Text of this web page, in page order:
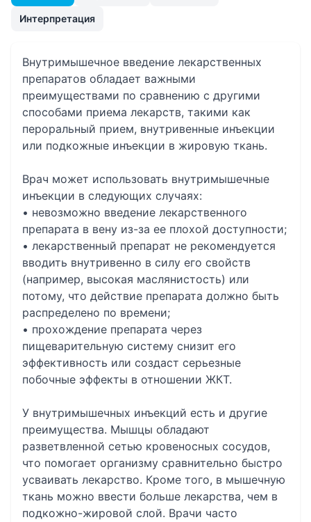
Интерпретация
Внутримышечное введение лекарственных
препаратов обладает важными
преимуществами по сравнению с другими
способами приема лекарств, такими как
пероральный прием, внутривенные инъекции
или подкожные инъекции в жировую ткань.
Врач может использовать внутримышечные
инъекции в следующих случаях:
• невозможно введение лекарственного
препарата в вену из-за ее плохой доступности;
• лекарственный препарат не рекомендуется
вводить внутривенно в силу его свойств
(например, высокая маслянистость) или
потому, что действие препарата должно быть
распределено по времени;
• прохождение препарата через
пищеварительную систему снизит его
эффективность или создаст серьезные
побочные эффекты в отношении ЖКТ.
У внутримышечных инъекций есть и другие
преимущества. Мышцы обладают
разветвленной сетью кровеносных сосудов,
что помогает организму сравнительно быстро
усваивать лекарство. Кроме того, в мышечную
ткань можно ввести больше лекарства, чем в
подкожно-жировой слой. Врачи часто